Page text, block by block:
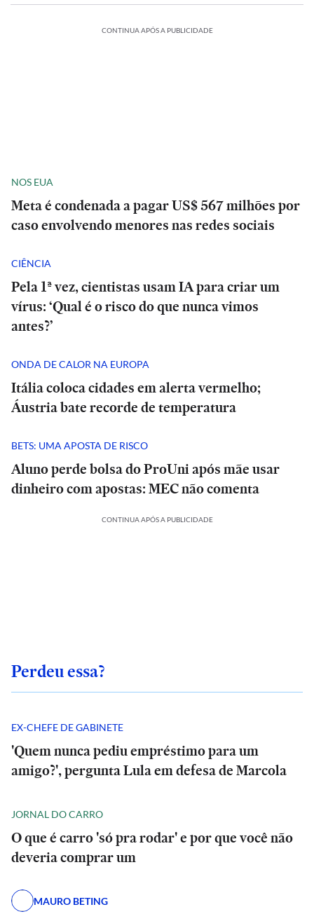
CONTINUA APÓS A PUBLICIDADE
NOS EUA
Meta é condenada a pagar US$ 567 milhões por
caso envolvendo menores nas redes sociais
CIÊNCIA
Pela 1ª vez, cientistas usam IA para criar um
vírus: ‘Qual é o risco do que nunca vimos
antes?’
ONDA DE CALOR NA EUROPA
Itália coloca cidades em alerta vermelho;
Áustria bate recorde de temperatura
BETS: UMA APOSTA DE RISCO
Aluno perde bolsa do ProUni após mãe usar
dinheiro com apostas: MEC não comenta
CONTINUA APÓS A PUBLICIDADE
Perdeu essa?
EX-CHEFE DE GABINETE
'Quem nunca pediu empréstimo para um
amigo?', pergunta Lula em defesa de Marcola
JORNAL DO CARRO
O que é carro 'só pra rodar' e por que você não
deveria comprar um
MAURO BETING